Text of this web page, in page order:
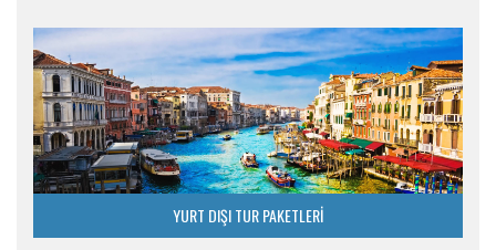
YURT DIŞI TUR PAKETLERİ